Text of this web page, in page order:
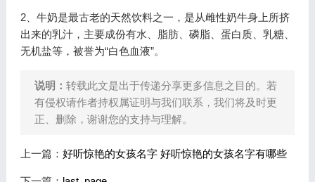
2、牛奶是最古老的天然饮料之一，是从雌性奶牛身上所挤
出来的乳汁，主要成份有水、脂肪、磷脂、蛋白质、乳糖、
无机盐等，被誉为“白色血液”。
说明： 转载此文是出于传递分享更多信息之目的。若
有侵权请作者持权属证明与我们联系，我们将及时更
正、删除，谢谢您的支持与理解。
上一篇： 好听惊艳的女孩名字 好听惊艳的女孩名字有哪些